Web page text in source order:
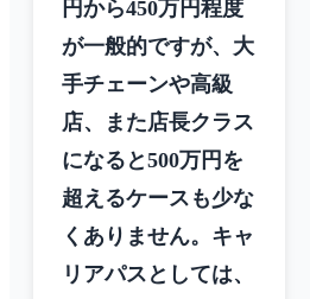
円から450万円程度
が一般的ですが、大
手チェーンや高級
店、また店長クラス
になると500万円を
超えるケースも少な
くありません。キャ
リアパスとしては、